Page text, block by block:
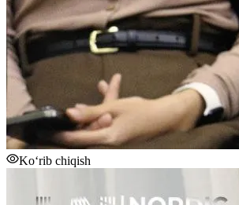
Ko‘rib chiqish